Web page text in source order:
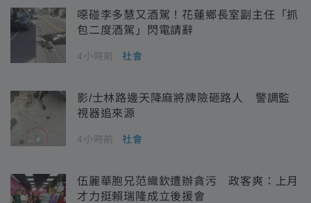
噁碰李多慧又酒駕！花蓮鄉長室副主任「抓
包二度酒駕」閃電請辭
4小時前 社會
影/士林路邊天降麻將牌險砸路人 警調監
視器追來源
4小時前 社會
伍麗華胞兄范織欽遭辦貪污 政客爽：上月
才力挺賴瑞隆成立後援會